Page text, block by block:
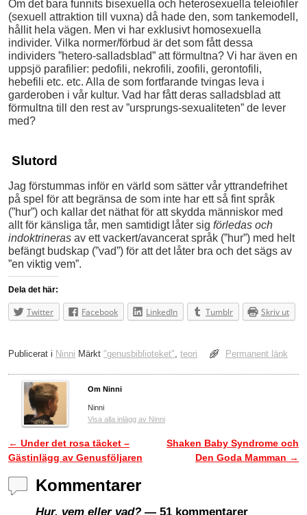
Om det bara funnits bisexuella och heterosexuella teleiofiler
(sexuell attraktion till vuxna) då hade den, som tankemodell,
hållit hela vägen. Men vi har exklusivt homosexuella
individer. Vilka normer/förbud är det som fått dessa
individers ”hetero-salladsblad” att förmultna? Vi har även en
uppsjö parafilier: pedofili, nekrofili, zoofili, gerontofili,
hebefili etc. etc. Alla de som fortfarande tvingas leva i
garderoben i vår kultur. Vad har fått deras salladsblad att
förmultna till den rest av ”ursprungs-sexualiteten” de lever
med?
Slutord
Jag förstummas inför en värld som sätter vår yttrandefrihet
på spel för att begränsa de som inte har ett så fint språk
(”hur”) och kallar det näthat för att skydda människor med
allt för känsliga tår, men samtidigt låter sig förledas och
indoktrineras av ett vackert/avancerat språk (”hur”) med helt
befängt budskap (”vad”) för att det låter bra och det sägs av
”en viktig vem”.
Dela det här:
Twitter Facebook LinkedIn Tumblr Skriv ut
Publicerat i Ninni Märkt "genusbiblioteket" teori Permanent länk
Om Ninni
Ninni
Visa alla inlägg av Ninni
Inläggsnavigering
← Under det rosa täcket –
Gästinlägg av Genusföljaren
Shaken Baby Syndrome och
Den Goda Mamman →
Kommentarer
Hur, vem eller vad? — 51 kommentarer